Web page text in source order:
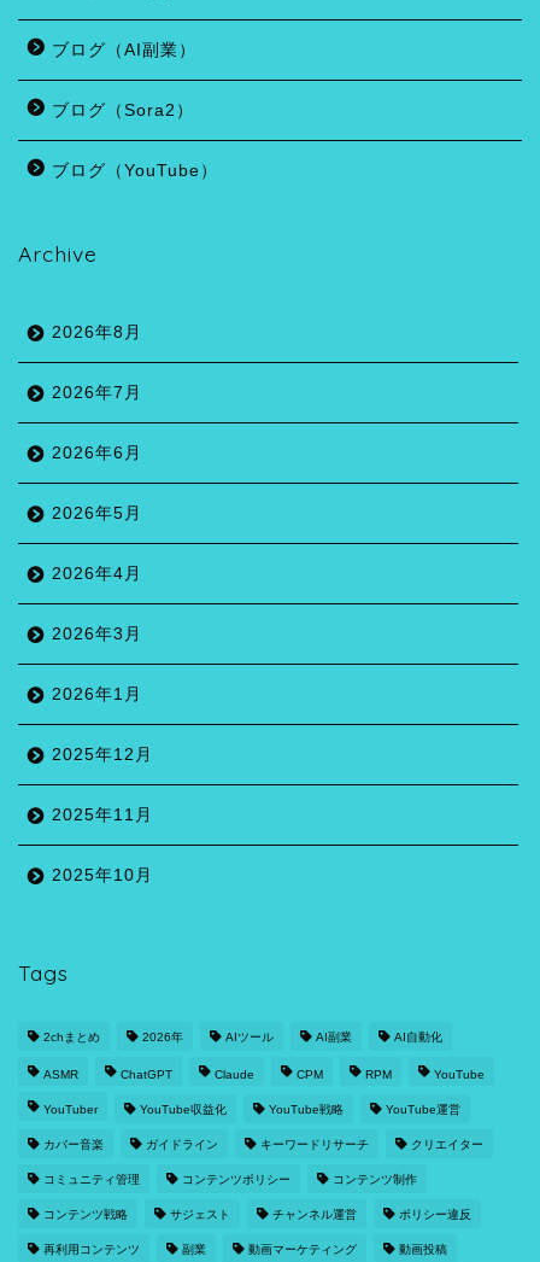
ブログ（AI副業）
ブログ（Sora2）
ブログ（YouTube）
Archive
2026年8月
2026年7月
2026年6月
2026年5月
2026年4月
2026年3月
2026年1月
2025年12月
2025年11月
2025年10月
Tags
2chまとめ 2026年 AIツール AI副業 AI自動化
ASMR ChatGPT Claude CPM RPM YouTube
YouTuber YouTube収益化 YouTube戦略 YouTube運営
カバー音楽 ガイドライン キーワードリサーチ クリエイター
コミュニティ管理 コンテンツポリシー コンテンツ制作
コンテンツ戦略 サジェスト チャンネル運営 ポリシー違反
再利用コンテンツ 副業 動画マーケティング 動画投稿